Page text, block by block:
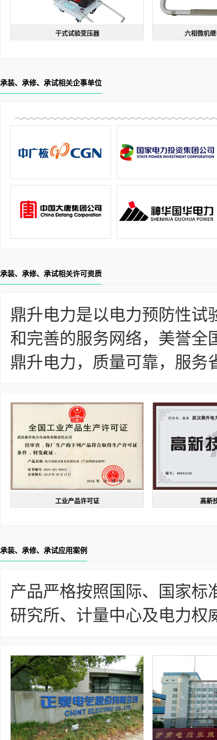
干式试验变压器 六相微机
承装、承修、承试相关企事单位
承装、承修、承试相关许可资质
鼎升电力是以电力预防性试
和完善的服务网络，美誉全
鼎升电力，质量可靠，服务
工业产品许可证 高新
承装、承修、承试应用案例
产品严格按照国际、国家标
研究所、计量中心及电力权